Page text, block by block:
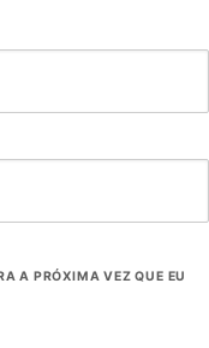
A PRÓXIMA VEZ QUE EU